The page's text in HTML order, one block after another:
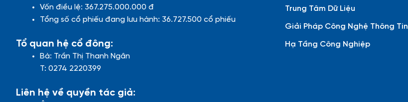
Vốn điều lệ: 367.275.000.000 đ
Tổng số cổ phiếu đang lưu hành: 36.727.500 cổ phiếu
Tổ quan hệ cổ đông:
Bà: Trần Thị Thanh Ngân
T: 0274 2220399
Liên hệ về quyền tác giả:
Trung Tâm Dữ Liệu
Giải Pháp Công Nghệ Thông Tin
Hạ Tầng Công Nghiệp